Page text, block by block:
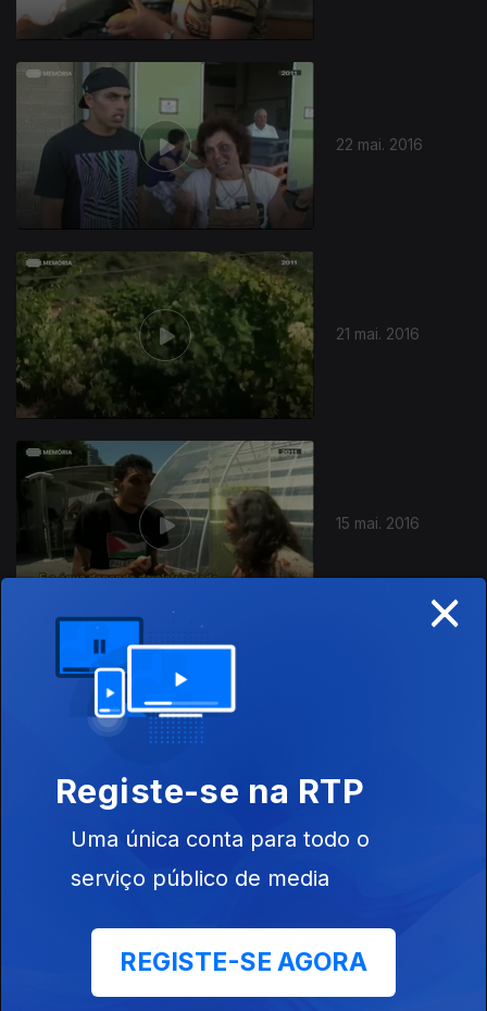
22 mai. 2016
21 mai. 2016
15 mai. 2016
×
Registe-se na RTP
Uma única conta para todo o
serviço público de media
REGISTE-SE AGORA